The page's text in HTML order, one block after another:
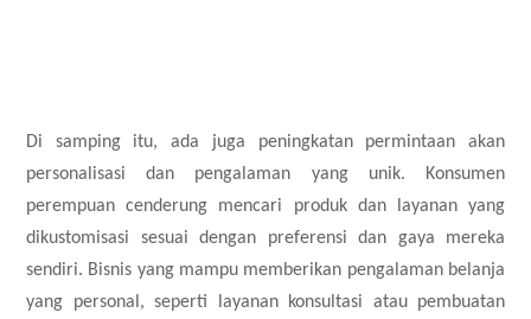
Di samping itu, ada juga peningkatan permintaan akan
personalisasi dan pengalaman yang unik. Konsumen
perempuan cenderung mencari produk dan layanan yang
dikustomisasi sesuai dengan preferensi dan gaya mereka
sendiri. Bisnis yang mampu memberikan pengalaman belanja
yang personal, seperti layanan konsultasi atau pembuatan